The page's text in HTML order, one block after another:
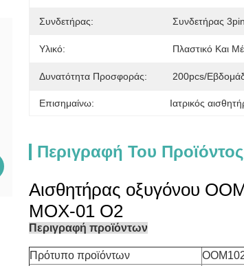
Συνδετήρας: Συνδετήρας
Υλικό: Πλαστικό Και
Δυνατότητα Προσφοράς: 200pcs/
Επισημαίνω: Ιατρικός
Περιγραφή Του Προϊόντος
Αισθητήρας οξυγόνου
MOX-01 Ο2
Περιγραφή προϊόντων
Πρότυπο προϊόντων